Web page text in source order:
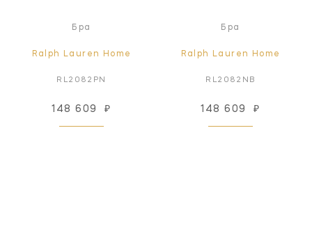
Бра
Ralph Lauren Home
RL2082PN
148 609 ₽
Бра
Ralph Lauren Home
RL2082NB
148 609 ₽